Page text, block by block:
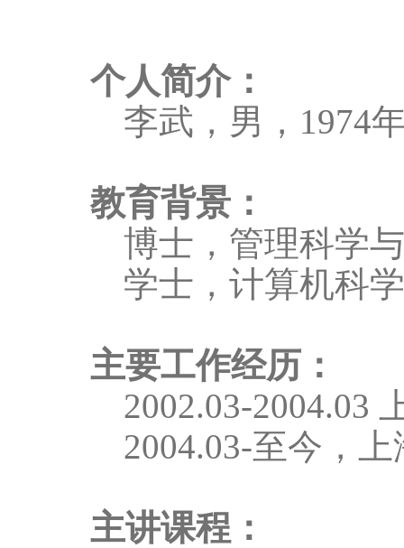
个人简介：
李武，男， 1974
教育背景：
博士，管理科学
学士，计算机科
主要工作经历：
2002.03-2004.03
2004.03-至今，
主讲课程：